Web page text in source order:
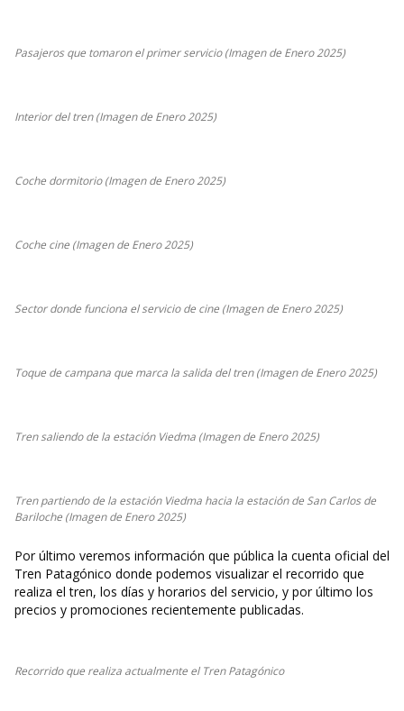
Pasajeros que tomaron el primer servicio (Imagen de Enero 2025)
Interior del tren (Imagen de Enero 2025)
Coche dormitorio (Imagen de Enero 2025)
Coche cine (Imagen de Enero 2025)
Sector donde funciona el servicio de cine (Imagen de Enero 2025)
Toque de campana que marca la salida del tren (Imagen de Enero 2025)
Tren saliendo de la estación Viedma (Imagen de Enero 2025)
Tren partiendo de la estación Viedma hacia la estación de San Carlos de
Bariloche (Imagen de Enero 2025)
Por último veremos información que pública la cuenta oficial del
Tren Patagónico donde podemos visualizar el recorrido que
realiza el tren, los días y horarios del servicio, y por último los
precios y promociones recientemente publicadas.
Recorrido que realiza actualmente el Tren Patagónico